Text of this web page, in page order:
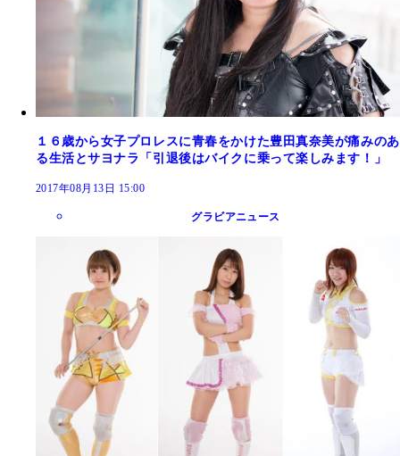
１６歳から女子プロレスに青春をかけた豊田真奈美が痛みのあ
る生活とサヨナラ「引退後はバイクに乗って楽しみます！」
2017年08月13日 15:00
グラビアニュース